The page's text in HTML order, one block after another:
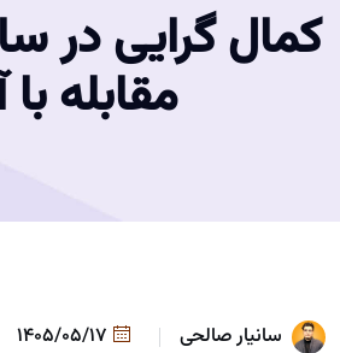
کمال گرایی در
مقابله
سانیار صالحی